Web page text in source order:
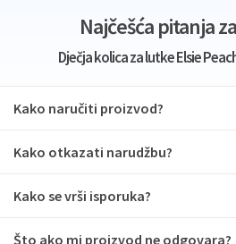
Najčešća pitanja
Dječja kolica za lutke Elsie
Kako naručiti proizvod?
Kako otkazati narudžbu?
Kako se vrši isporuka?
Što ako mi proizvod ne odgovara?